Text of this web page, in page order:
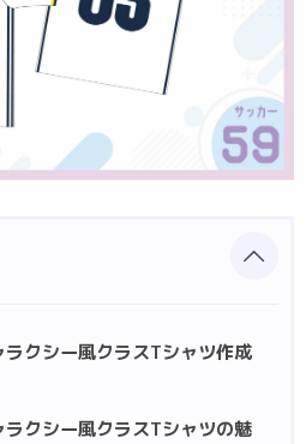
クシー風クラスTシャツ作成
クシー風クラスTシャツの魅